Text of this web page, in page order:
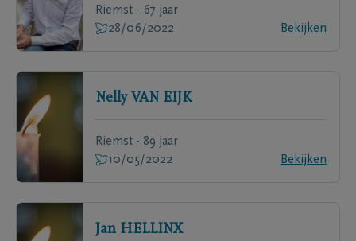
Riemst - 67 jaar
28/06/2022
Bekijken
Nelly VAN EIJK
Riemst - 89 jaar
10/05/2022
Bekijken
Jan HELLINX